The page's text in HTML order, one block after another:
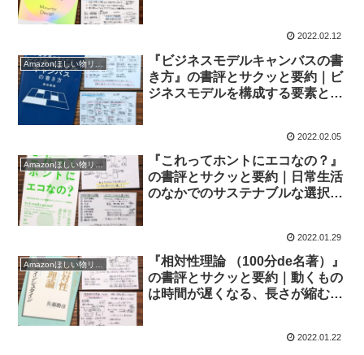
2022.02.12
『ビジネスモデルキャンバスの書
き方』の書評とサクッと要約｜ビ
ジネスモデルを構成する要素とそ
2022.02.05
Amazonほしい物リスト2021
『これってホントにエコなの？』
の書評とサクッと要約｜日常生活
のなかでのサステナブルな選択と
2022.01.29
Amazonほしい物リスト2021
『相対性理論 （100分de名著）』
の書評とサクッと要約｜動くもの
は時間が遅くなる、長さが縮む、
2022.01.22